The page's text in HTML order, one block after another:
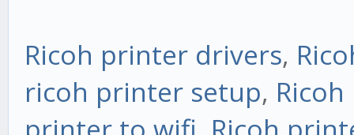
Ricoh printer drivers,
ricoh printer setup,